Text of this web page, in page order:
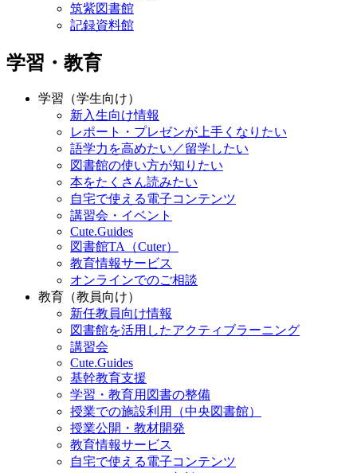
筑紫図書館
記録資料館
学習・教育
学習（学生向け）
新入生向け情報
レポート・プレゼンが上手くなりたい
語学力を高めたい／留学したい
図書館の使い方が知りたい
本をたくさん読みたい
自宅で使える電子コンテンツ
講習会・イベント
Cute.Guides
図書館TA（Cuter）
教育情報サービス
オンラインでのご相談
教育（教員向け）
新任教員向け情報
図書館を活用したアクティブラーニング
講習会
Cute.Guides
基幹教育支援
学習・教育用図書の整備
授業での施設利用（中央図書館）
授業公開・教材開発
教育情報サービス
自宅で使える電子コンテンツ